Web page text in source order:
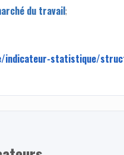
du travail;
indicateur-statistique/